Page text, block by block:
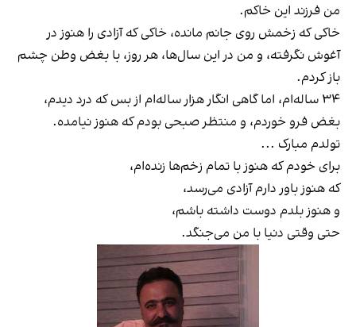
من فرزند اين خاكم.
خاكى كه زخمش روى جانم مانده، خاكى كه آزادى را هنوز در
آغوش نگرفته، و من در اين سال‌ها، هر روز، با بغض وطن چشم
باز كردم.
٣۴ ساله‌ام، اما گاهی انگار هزار ساله‌ام از بس كه درد ديدم،
بغض فرو خوردم، و منتظر صبحى بودم كه هنوز نيامده.
تولدم مبارک ...
براى خودم كه هنوز با تمام زخم‌ها زنده‌ام،
كه هنوز باور دارم آزادى مى‌رسد،
و هنوز بلدم دوست داشته باشم،
حتی وقتی دنيا با من می‌جنگد.